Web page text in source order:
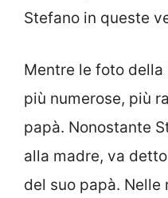
Stefano in queste
Mentre le foto
più numerose, più
papà. Nonostante
alla madre, va
del suo papà. Nelle